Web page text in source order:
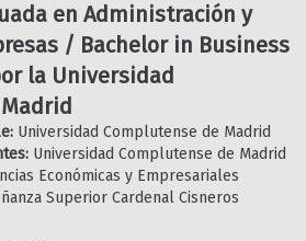
en Administración y
/ Bachelor in Business
la Universidad
Universidad Complutense de Madrid
Universidad Complutense de Madrid
Económicas y Empresariales
Superior Cardenal Cisneros